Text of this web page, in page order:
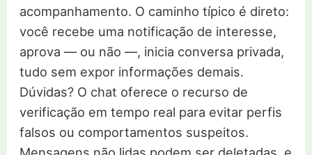
acompanhamento. O caminho típico é direto:
você recebe uma notificação de interesse,
aprova — ou não —, inicia conversa privada,
tudo sem expor informações demais.
Dúvidas? O chat oferece o recurso de
verificação em tempo real para evitar perfis
falsos ou comportamentos suspeitos.